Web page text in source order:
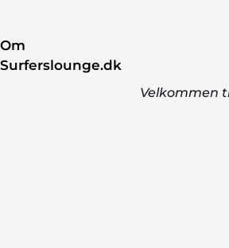
Om
Surferslounge.dk
Velkommen